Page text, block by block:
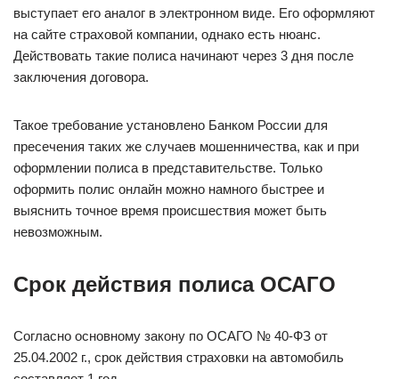
выступает его аналог в электронном виде. Его оформляют
на сайте страховой компании, однако есть нюанс.
Действовать такие полиса начинают через 3 дня после
заключения договора.
Такое требование установлено Банком России для
пресечения таких же случаев мошенничества, как и при
оформлении полиса в представительстве. Только
оформить полис онлайн можно намного быстрее и
выяснить точное время происшествия может быть
невозможным.
Срок действия полиса ОСАГО
Согласно основному закону по ОСАГО № 40-ФЗ от
25.04.2002 г., срок действия страховки на автомобиль